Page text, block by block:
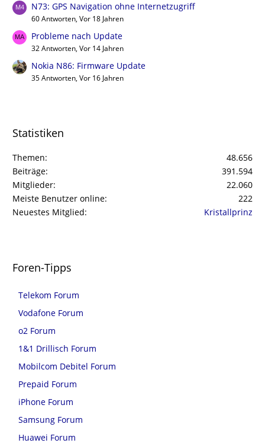
N73: GPS Navigation ohne Internetzugriff
60 Antworten, Vor 18 Jahren
Probleme nach Update
32 Antworten, Vor 14 Jahren
Nokia N86: Firmware Update
35 Antworten, Vor 16 Jahren
Statistiken
Themen
48.656
Beiträge
391.594
Mitglieder
22.060
Meiste Benutzer online
222
Neuestes Mitglied
Kristallprinz
Foren-Tipps
Telekom Forum
Vodafone Forum
o2 Forum
1&1 Drillisch Forum
Mobilcom Debitel Forum
Prepaid Forum
iPhone Forum
Samsung Forum
Huawei Forum